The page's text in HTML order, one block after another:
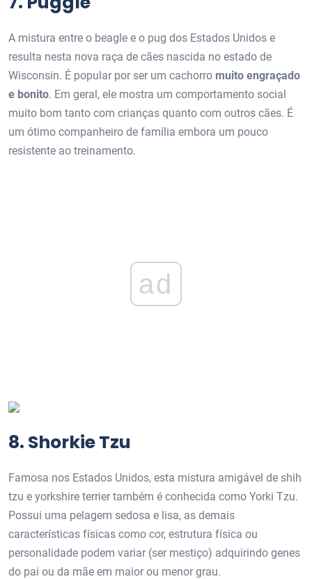
A mistura entre o beagle e o pug dos Estados Unidos e
resulta nesta nova raça de cães nascida no estado de
Wisconsin. É popular por ser um cachorro muito engraçado
e bonito. Em geral, ele mostra um comportamento social
muito bom tanto com crianças quanto com outros cães. É
um ótimo companheiro de família embora um pouco
resistente ao treinamento.
ad
8. Shorkie Tzu
Famosa nos Estados Unidos, esta mistura amigável de shih
tzu e yorkshire terrier também é conhecida como Yorki Tzu.
Possui uma pelagem sedosa e lisa, as demais
características físicas como cor, estrutura física ou
personalidade podem variar (ser mestiço) adquirindo genes
do pai ou da mãe em maior ou menor grau.